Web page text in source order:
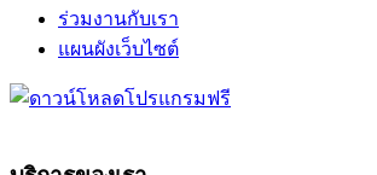
ร่วมงานกับเรา
แผนผังเว็บไซต์